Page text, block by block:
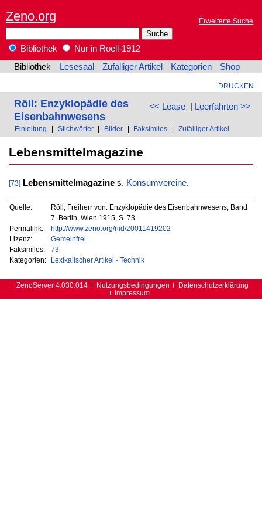
Zeno.org Erweiterte Suche
Bibliothek
Nur in Roell-1912
Bibliothek
Lesesaal Zufälliger Artikel Kategorien Shop
DRUCKEN
<< Lease| Leerfahrten >>
Röll: Enzyklopädie des
Eisenbahnwesens
Einleitung Stichwörter Bilder Faksimiles Zufälliger Artikel
Lebensmittelmagazine
[73] Lebensmittelmagazines. Konsumvereine.
Quelle:
Röll, Freiherr von: Enzyklopädie des Eisenbahnwesens, Band
7. Berlin, Wien 1915, S. 73.
Permalink:
http://www.zeno.org/nid/20011419202
Lizenz:
Gemeinfrei
Faksimiles:
73
Kategorien:
Lexikalischer Artikel · Technik
ZenoServer 4.030.014 Nutzungsbedingungen
Datenschutzerklärung
Impressum